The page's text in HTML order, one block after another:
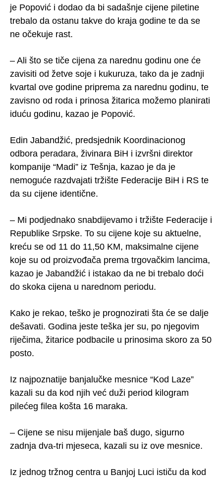
je Popović i dodao da bi sadašnje cijene piletine
trebalo da ostanu takve do kraja godine te da se
ne očekuje rast.
– Ali što se tiče cijena za narednu godinu one će
zavisiti od žetve soje i kukuruza, tako da je zadnji
kvartal ove godine priprema za narednu godinu, te
zavisno od roda i prinosa žitarica možemo planirati
iduću godinu, kazao je Popović.
Edin Jabandžić, predsjednik Koordinacionog
odbora peradara, živinara BiH i izvršni direktor
kompanije “Madi” iz Tešnja, kazao je da je
nemoguće razdvajati tržište Federacije BiH i RS te
da su cijene identične.
– Mi podjednako snabdijevamo i tržište Federacije i
Republike Srpske. To su cijene koje su aktuelne,
kreću se od 11 do 11,50 KM, maksimalne cijene
koje su od proizvođača prema trgovačkim lancima,
kazao je Jabandžić i istakao da ne bi trebalo doći
do skoka cijena u narednom periodu.
Kako je rekao, teško je prognozirati šta će se dalje
dešavati. Godina jeste teška jer su, po njegovim
riječima, žitarice podbacile u prinosima skoro za 50
posto.
Iz najpoznatije banjalučke mesnice “Kod Laze”
kazali su da kod njih već duži period kilogram
pilećeg filea košta 16 maraka.
– Cijene se nisu mijenjale baš dugo, sigurno
zadnja dva-tri mjeseca, kazali su iz ove mesnice.
Iz jednog tržnog centra u Banjoj Luci ističu da kod